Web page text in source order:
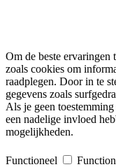
Om de beste
zoals cookies om
raadplegen. Door in te
gegevens zoals
Als je geen
een nadelige invloed
mogelijkheden.
Functioneel